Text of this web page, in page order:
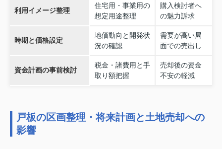
利用イメージ整理
住宅用・事業用の
想定用途整理
購入検討者へ
の魅力訴求
時期と価格設定
地価動向と開発状
況の確認
需要が高い局
面での売出し
資金計画の事前検討
税金・諸費用と手
取り額把握
売却後の資金
不安の軽減
戸板の区画整理・将来計画と土地売却への
影響